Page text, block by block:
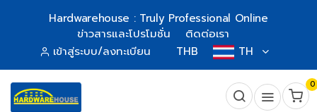
Hardwarehouse : Truly Professional Online
ข่าวสารและโปรโมชั่น
ติดต่อเรา
เข้าสู่ระบบ/ลงทะเบียน
THB TH
0